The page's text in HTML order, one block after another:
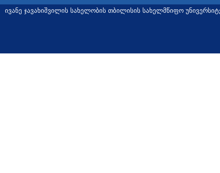
ივანე ჯავახიშვილის სახელობის თბილისის სახელმწიფო